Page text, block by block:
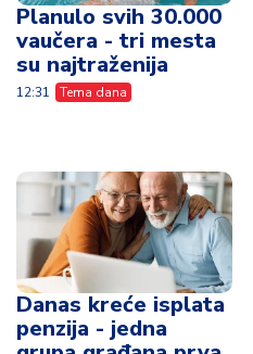
Planulo svih 30.000
vaučera - tri mesta
su najtraženija
12:31 Tema dana
Danas kreće isplata
penzija - jedna